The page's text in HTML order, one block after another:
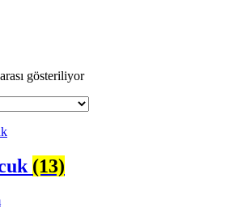
gösteriliyor
(13)